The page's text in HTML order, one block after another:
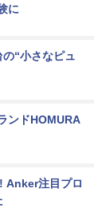
に
“小さなピュ
ンドHOMURA
Anker注目プロ